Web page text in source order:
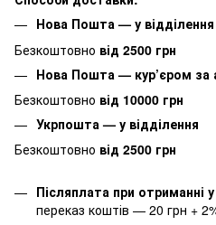
Нова Пошта — у відділення
Безкоштовно від 2500 грн
Нова Пошта — кур’єром за
Безкоштовно від 10000 грн
Укрпошта — у відділення
Безкоштовно від 2500 грн
Післяплата при отриманні
переказ коштів — 20 грн +